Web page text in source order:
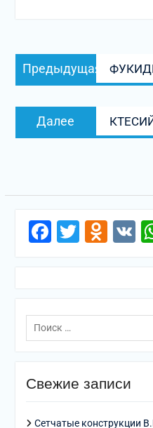
Навигация
по
Предыдущая
запись:
Далее
запись:
Facebook
Twitter
Поиск
по:
Свежие записи
Сетчатые конструкции